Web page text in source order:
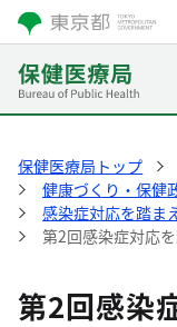
保健医療局トップ
健康づくり・保健
感染症対応を踏ま
第2回感染症対応
第2回感染